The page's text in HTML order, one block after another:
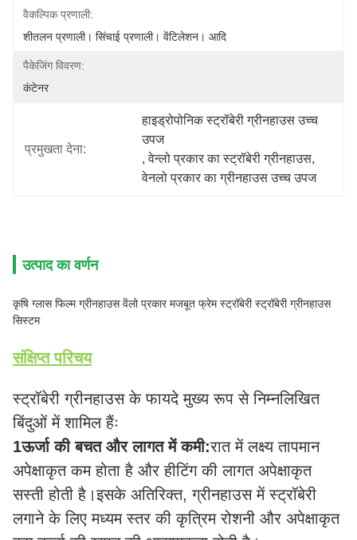
वैकल्पिक प्रणाली:
शीतलन प्रणाली। सिंचाई प्रणाली। वेंटिलेशन। आदि
पैकेजिंग विवरण:
कंटेनर
प्रमुखता देना:
हाइड्रोपोनिक स्ट्रॉबेरी ग्रीनहाउस उच्च
उपज
, वेन्लो प्रकार का स्ट्रॉबेरी ग्रीनहाउस,
वेनलो प्रकार का ग्रीनहाउस उच्च उपज
उत्पाद का वर्णन
कृषि ग्लास फिल्म ग्रीनहाउस वेंलो प्रकार मजबूत फ्रेम स्ट्रॉबेरी स्ट्रॉबेरी ग्रीनहाउस
सिस्टम
संक्षिप्त परिचय
स्ट्रॉबेरी ग्रीनहाउस के फायदे मुख्य रूप से निम्नलिखित
बिंदुओं में शामिल हैंः
1ऊर्जा की बचत और लागत में कमी:रात में लक्ष्य तापमान
अपेक्षाकृत कम होता है और हीटिंग की लागत अपेक्षाकृत
सस्ती होती है।इसके अतिरिक्त, ग्रीनहाउस में स्ट्रॉबेरी
लगाने के लिए मध्यम स्तर की कृत्रिम रोशनी और अपेक्षाकृत